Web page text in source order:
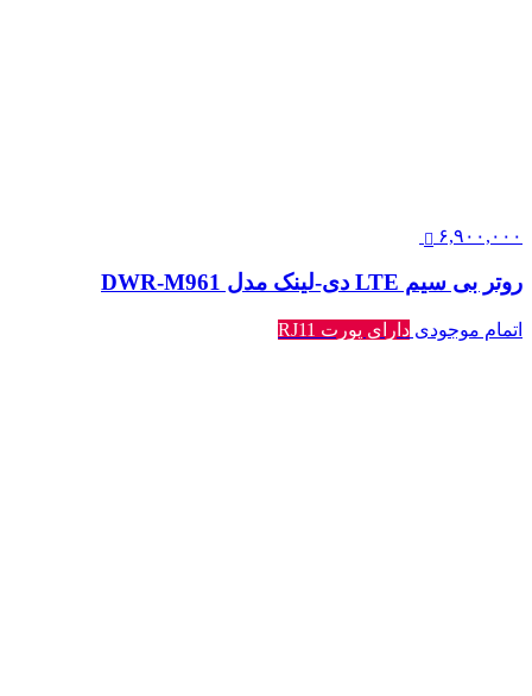
۶,۹۰۰,۰۰۰
روتر بی سیم LTE دی-لینک مدل DWR-M961
اتمام موجودی دارای پورت RJ11